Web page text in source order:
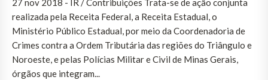
27 nov 2018 - IR / Contribuições Trata-se de ação conjunta
realizada pela Receita Federal, a Receita Estadual, o
Ministério Público Estadual, por meio da Coordenadoria de
Crimes contra a Ordem Tributária das regiões do Triângulo e
Noroeste, e pelas Polícias Militar e Civil de Minas Gerais,
órgãos que integram...